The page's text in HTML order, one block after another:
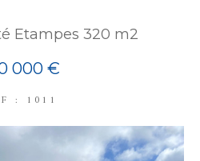
Etampes 320 m2
000 €
: 1011